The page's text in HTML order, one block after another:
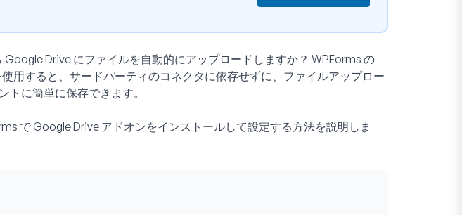
Google Drive にファイルを自動的にアップロードしますか？ WPForms の
用すると、サードパーティのコネクタに依存せずに、ファイルアップロー
トに簡単に保存できます。
で Google Drive アドオンをインストールして設定する方法を説明しま